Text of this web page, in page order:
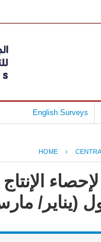
English Surveys
HOME ›
(يناير/